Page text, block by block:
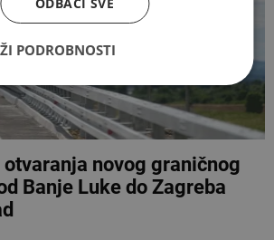
novog graničnog
Banje Luke do Zagreba
PODROBNOSTI